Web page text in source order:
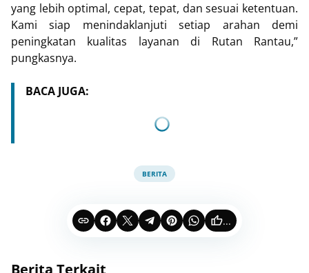
yang lebih optimal, cepat, tepat, dan sesuai ketentuan.
Kami siap menindaklanjuti setiap arahan demi
peningkatan kualitas layanan di Rutan Rantau,”
pungkasnya.
BACA JUGA:
BERITA
...
Berita Terkait